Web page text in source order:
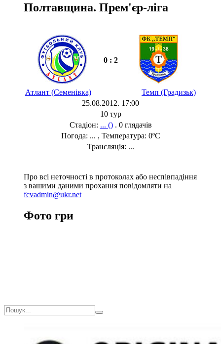
Полтавщина. Прем'єр-ліга
0 : 2
Атлант (Семенівка)
Темп (Градизьк)
25.08.2012. 17:00
10 тур
Стадіон: ... (). 0 глядачів
Погода: ... , Температура: 0ºC
Трансляція: ...
Про всі неточності в протоколах або неспівпадіння
з вашими даними прохання повідомляти на
fcvadmin@ukr.net
Фото гри